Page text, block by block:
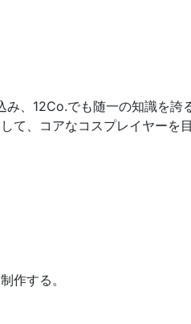
、12Co.でも随一の知識を誇る
て、コアなコスプレイヤーを目
作する。